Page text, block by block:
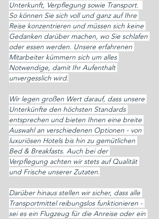
Unterkunft, Verpflegung sowie Transport.
So können Sie sich voll und ganz auf Ihre
Reise konzentrieren und müssen sich keine
Gedanken darüber machen, wo Sie schlafen
oder essen werden. Unsere erfahrenen
Mitarbeiter kümmern sich um alles
Notwendige, damit Ihr Aufenthalt
unvergesslich wird.
Wir legen großen Wert darauf, dass unsere
Unterkünfte den höchsten Standards
entsprechen und bieten Ihnen eine breite
Auswahl an verschiedenen Optionen - von
luxuriösen Hotels bis hin zu gemütlichen
Bed & Breakfasts. Auch bei der
Verpflegung achten wir stets auf Qualität
und Frische unserer Zutaten.
Darüber hinaus stellen wir sicher, dass alle
Transportmittel reibungslos funktionieren -
sei es ein Flugzeug für die Anreise oder ein